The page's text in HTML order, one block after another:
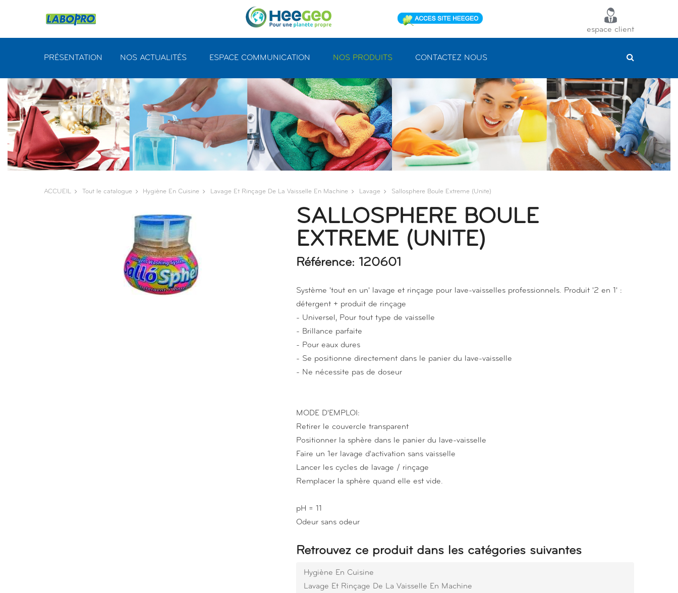
espace client
PRÉSENTATION NOS ACTUALITÉS ESPACE COMMUNICATION NOS PRODUITS CONTACTEZ NOUS
ACCUEIL Tout le catalogue Hygiène En Cuisine Lavage Et Rinçage De La Vaisselle En Machine Lavage Sallosphere Boule Extreme (unite)
SALLOSPHERE BOULE
EXTREME (UNITE)
Référence: 120601
Système 'tout en un' lavage et rinçage pour lave-vaisselles professionnels. Produit '2 en 1' :
détergent + produit de rinçage
- Universel, Pour tout type de vaisselle
- Brillance parfaite
- Pour eaux dures
- Se positionne directement dans le panier du lave-vaisselle
- Ne nécessite pas de doseur
MODE D'EMPLOI:
Retirer le couvercle transparent
Positionner la sphère dans le panier du lave-vaisselle
Faire un 1er lavage d'activation sans vaisselle
Lancer les cycles de lavage / rinçage
Remplacer la sphère quand elle est vide.
pH = 11
Odeur sans odeur
Retrouvez ce produit dans les catégories suivantes
Hygiène En Cuisine
Lavage Et Rinçage De La Vaisselle En Machine